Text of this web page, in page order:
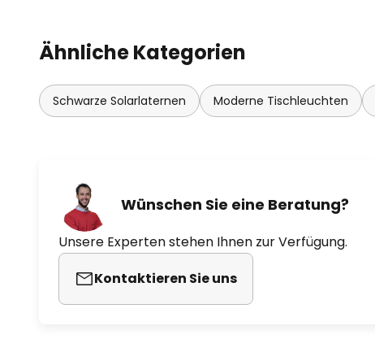
Ähnliche Kategorien
Schwarze Solarlaternen Moderne Tischleuchten
Wünschen Sie eine Beratung?
Unsere Experten stehen Ihnen zur Verfügung.
Kontaktieren Sie uns